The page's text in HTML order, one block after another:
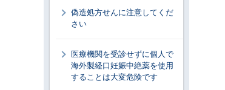
偽造処方せんに注意してくだ
さい
医療機関を受診せずに個人で
海外製経口妊娠中絶薬を使用
することは大変危険です